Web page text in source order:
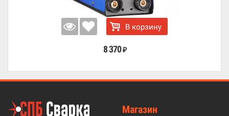
В корзину
8 370 ₽
Магазин